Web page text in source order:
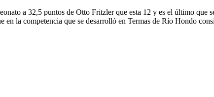
a 32,5 puntos de Otto Fritzler que esta 12 y es el último
la competencia que se desarrolló en Termas de Río Hondo